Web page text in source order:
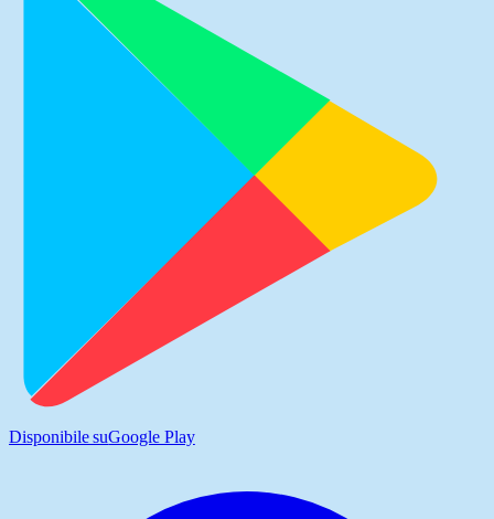
Disponibile suGoogle Play